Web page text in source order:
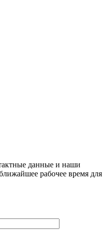
данные и наши
рабочее время для